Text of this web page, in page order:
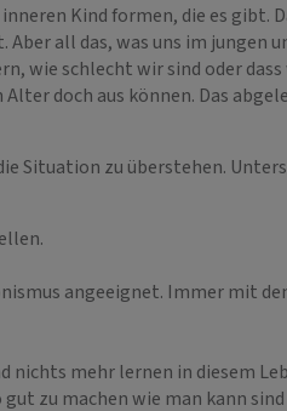
Kind formen, die es gibt.
all das, was uns im jungen
wie schlecht wir sind oder
doch aus können. Das
Situation zu überstehen.
angeeignet. Immer mit
mehr lernen in diesem
zu machen wie man kann